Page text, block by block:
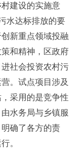
建设的实施意
水达标排放的要
新重点领域投融
和精神，区政府
社会投资农村污
。试点项目涉及
采用的是竞争性
水务局与乡镇服
确了各方的责
。